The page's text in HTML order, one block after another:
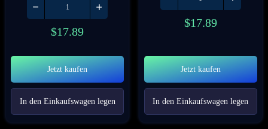
$17.89
Jetzt kaufen
In den Einkaufswagen legen
$17.89
Jetzt kaufen
In den Einkaufswagen legen